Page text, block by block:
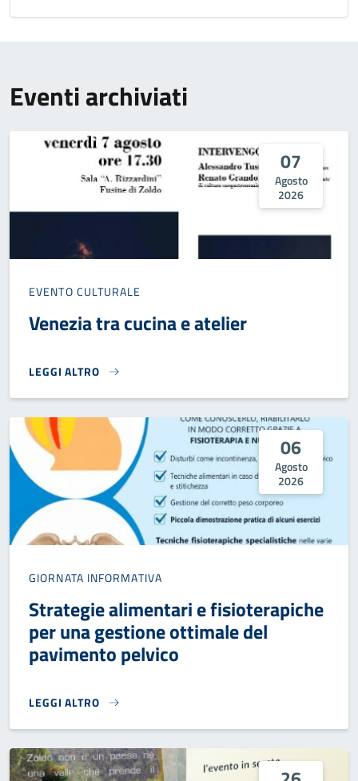
Eventi archiviati
07
Agosto
2026
EVENTO CULTURALE
Venezia tra cucina e atelier
LEGGI ALTRO
VENEZIA TRA CUCINA E ATELIER}
06
Agosto
2026
GIORNATA INFORMATIVA
Strategie alimentari e fisioterapiche
per una gestione ottimale del
pavimento pelvico
LEGGI ALTRO
STRATEGIE ALIMENTARI E FISIOTERAPICHE PER UNA